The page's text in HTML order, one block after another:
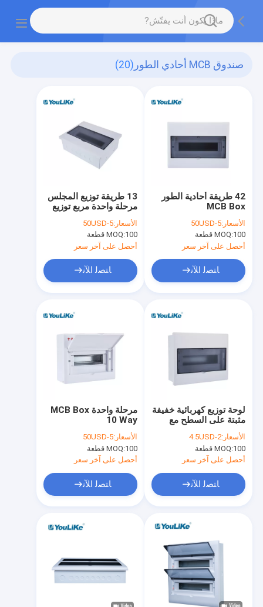
صندوق MCB أحادي الطور (20)
13 طريقة توزيع المجلس
مرحلة واحدة مربع توزيع
الطاقة البلاستيكية
المنزلية ماكب
الأسعار:5-50USD
MOQ:100 قطعة
أحصل على آخر سعر
ﺎﺘﺼﻟ ﺍﻶﻧ
42 طريقة أحادية الطور
MCB Box
الأسعار:5-50USD
MOQ:100 قطعة
أحصل على آخر سعر
ﺎﺘﺼﻟ ﺍﻶﻧ
مرحلة واحدة MCB Box
10 Way
الأسعار:5-50USD
MOQ:100 قطعة
أحصل على آخر سعر
ﺎﺘﺼﻟ ﺍﻶﻧ
لوحة توزيع كهربائية خفيفة
مثبتة على السطح مع
سكة ​​حديد معدنية من
اللجنة الكهروتقنية الدولية
الأسعار:2-4.5USD
MOQ:100 قطعة
أحصل على آخر سعر
ﺎﺘﺼﻟ ﺍﻶﻧ